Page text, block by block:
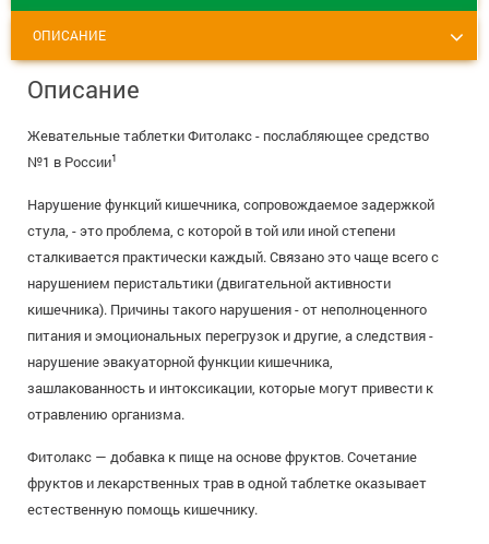
ОПИСАНИЕ
Описание
Жевательные таблетки Фитолакс - послабляющее средство
№1 в России1
Нарушение функций кишечника, сопровождаемое задержкой
стула, - это проблема, с которой в той или иной степени
сталкивается практически каждый. Связано это чаще всего с
нарушением перистальтики (двигательной активности
кишечника). Причины такого нарушения - от неполноценного
питания и эмоциональных перегрузок и другие, а следствия -
нарушение эвакуаторной функции кишечника,
зашлакованность и интоксикации, которые могут привести к
отравлению организма.
Фитолакс — добавка к пище на основе фруктов. Сочетание
фруктов и лекарственных трав в одной таблетке оказывает
естественную помощь кишечнику.